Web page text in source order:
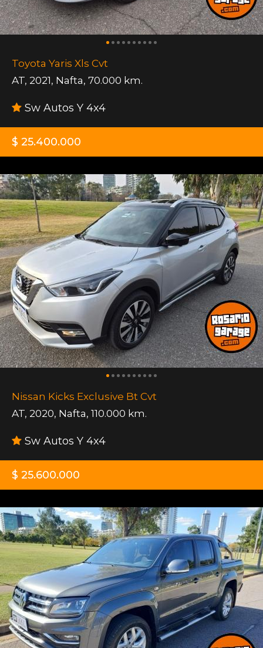
Toyota Yaris Xls Cvt
AT, 2021, Nafta, 70.000 km.
Sw Autos Y 4x4
$ 25.400.000
Nissan Kicks Exclusive Bt Cvt
AT, 2020, Nafta, 110.000 km.
Sw Autos Y 4x4
$ 25.600.000